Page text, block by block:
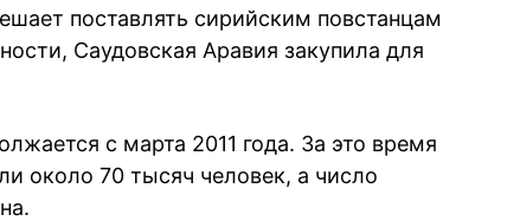
поставлять сирийским повстанцам
Саудовская Аравия закупила для
с марта 2011 года. За это время
около 70 тысяч человек, а число